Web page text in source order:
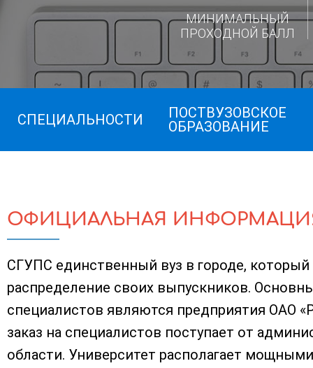
МИНИМАЛЬНЫЙ
ПРОХОДНОЙ БАЛЛ
СПЕЦИАЛЬНОСТИ
ПОСТВУЗОВСКОЕ
ОБРАЗОВАНИЕ
ОФИЦИАЛЬНАЯ
СГУПС единственный вуз в городе,
распределение своих выпускников.
специалистов являются предприятия ОАО
заказ на специалистов поступает от
области. Университет располагает